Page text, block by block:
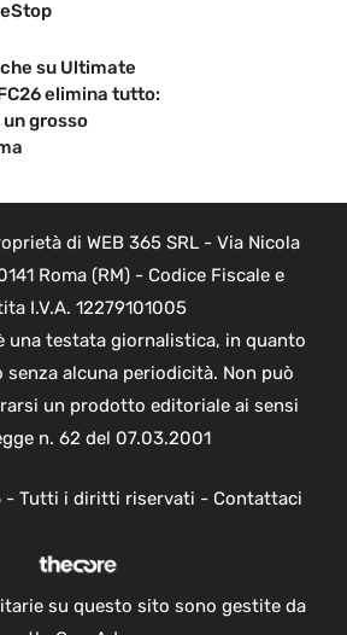
su Ultimate
elimina tutto:
grosso
di WEB 365 SRL - Via Nicola
Roma (RM) - Codice Fiscale e
I.V.A. 12279101005
una testata giornalistica, in quanto
senza alcuna periodicità. Non può
un prodotto editoriale ai sensi
n. 62 del 07.03.2001
- Tutti i diritti riservati - Contattaci
su questo sito sono gestite da